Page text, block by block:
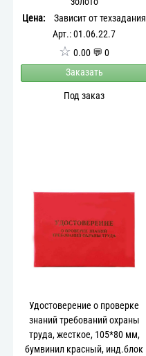
Цена:
Зависит от техзадания
Арт.: 01.06.22.7
☆ 0.00 💬 0
Заказать
Под заказ
Удостоверение о проверке
знаний требований охраны
труда, жесткое, 105*80 мм,
бумвинил красный, инд.блок